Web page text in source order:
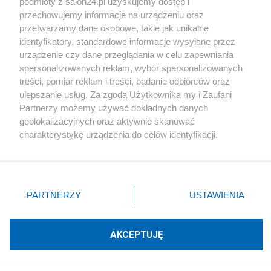
Rozmaitości
Kolczyki na każdą okazję – jak wybrać idealny
model?
Redakcja
Na to wszyscy czekają. Koniec z bonami z
przechowujemy informacje na urządzeniu oraz
przetwarzamy dane osobowe, takie jak unikalne
identyfikatory, standardowe informacje wysyłane przez
urządzenie czy dane przeglądania w celu zapewniania
spersonalizowanych reklam, wybór spersonalizowanych
treści, pomiar reklam i treści, badanie odbiorców oraz
ulepszanie usług. Za zgodą Użytkownika my i Zaufani
Partnerzy możemy używać dokładnych danych
geolokalizacyjnych oraz aktywnie skanować
charakterystykę urządzenia do celów identyfikacji.
zmienić/wycofać klikając przycisk ustawień prywatności
znajdujący się w lewym dolnym rogu strony
rodzaje przetwarzania danych nie wymagają zgody
użytkownika, ale masz prawo sprzeciwić się takiemu
PARTNERZY USTAWIENIA
AKCEPTUJĘ